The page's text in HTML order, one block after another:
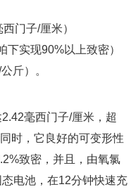
门子/厘米）
实现90%以上致密）
斤）。
毫西门子/厘米，超
时，它良好的可变形性
致密，并且，由氧氯
电池，在12分钟快速充